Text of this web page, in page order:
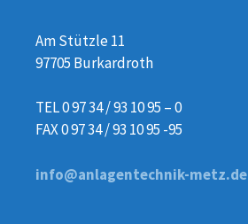
Am Stützle 11
97705 Burkardroth
TEL 0 97 34 / 93 10 95 – 0
FAX 0 97 34 / 93 10 95 -95
info@anlagentechnik-metz.de